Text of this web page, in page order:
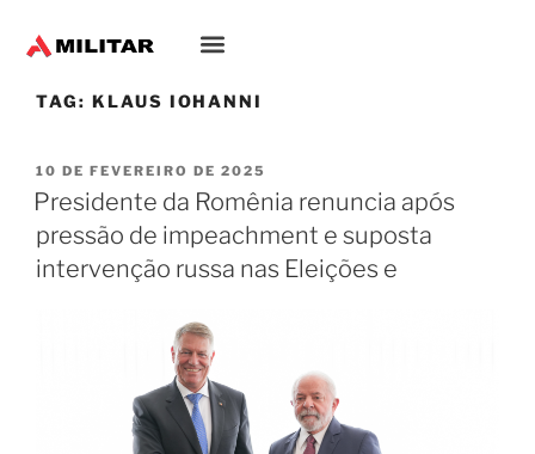
TAG: KLAUS IOHANNI
10 DE FEVEREIRO DE 2025
Presidente da Romênia renuncia após
pressão de impeachment e suposta
intervenção russa nas Eleições e